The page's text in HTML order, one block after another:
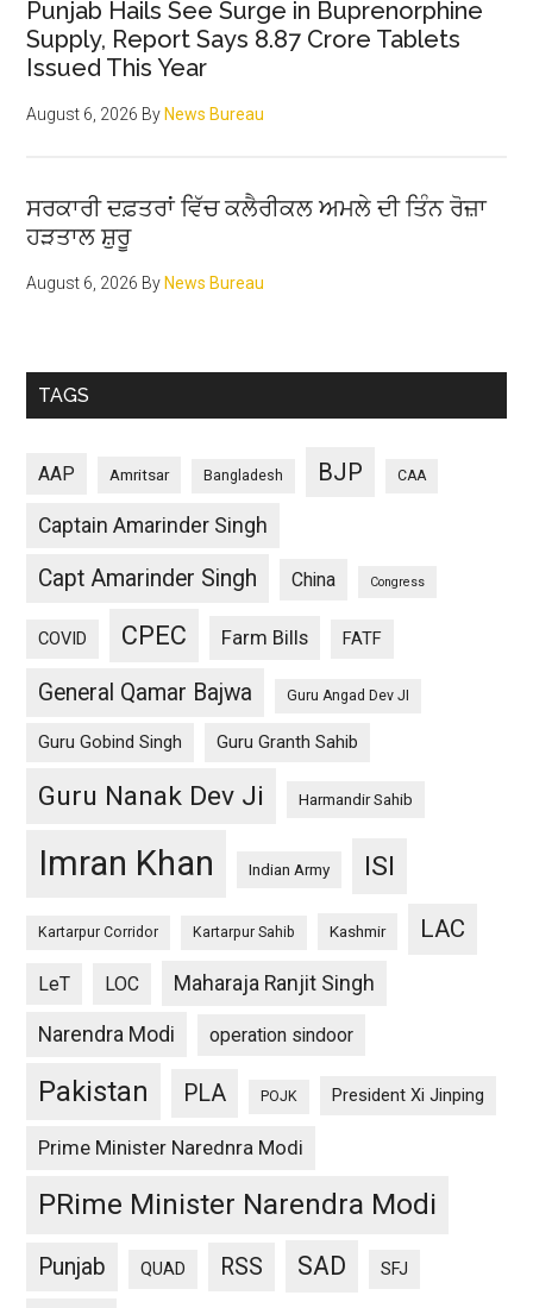
Punjab Hails See Surge in Buprenorphine
Supply, Report Says 8.87 Crore Tablets
Issued This Year
August 6, 2026 ByNews Bureau
ਸਰਕਾਰੀ ਦਫ਼ਤਰਾਂ ਵਿੱਚ ਕਲੈਰੀਕਲ ਅਮਲੇ ਦੀ ਤਿੰਨ ਰੋਜ਼ਾ
ਹੜਤਾਲ ਸ਼ੁਰੂ
August 6, 2026 ByNews Bureau
TAGS
AAP Amritsar Bangladesh BJP CAA
Captain Amarinder Singh
Capt Amarinder Singh China Congress
COVID CPEC Farm Bills FATF
General Qamar Bajwa Guru Angad Dev JI
Guru Gobind Singh Guru Granth Sahib
Guru Nanak Dev Ji Harmandir Sahib
Imran Khan Indian Army ISI
Kartarpur Corridor Kartarpur Sahib Kashmir LAC
LeT LOC Maharaja Ranjit Singh
Narendra Modi operation sindoor
Pakistan PLA POJK President Xi Jinping
Prime Minister Narednra Modi
PRime Minister Narendra Modi
Punjab QUAD RSS SAD SFJ